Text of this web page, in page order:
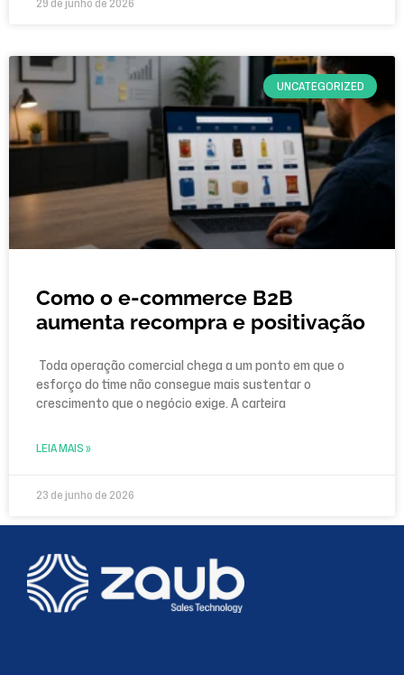
29 de junho de 2026
UNCATEGORIZED
Como o e-commerce B2B
aumenta recompra e positivação
Toda operação comercial chega a um ponto em que o
esforço do time não consegue mais sustentar o
crescimento que o negócio exige. A carteira
LEIA MAIS »
23 de junho de 2026